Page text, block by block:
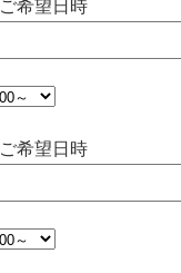
希望日時
希望日時